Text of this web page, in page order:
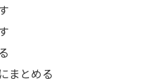
まとめる